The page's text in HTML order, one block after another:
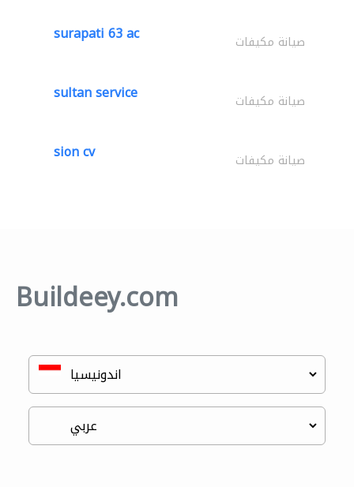
surapati 63 ac صيانة مكيفات
sultan service صيانة مكيفات
sion cv صيانة مكيفات
Buildeey.com